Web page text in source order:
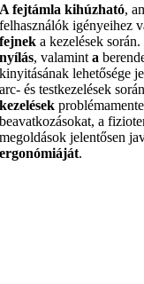
A fejtámla kihúzható,
felhasználók igényeihez
fejnek a kezelések során.
nyílás, valaminta
kinyitásának lehetősége
arc- és testkezelések
kezelések
beavatkozásokat, a
megoldások jelentősen
ergonómiáját.